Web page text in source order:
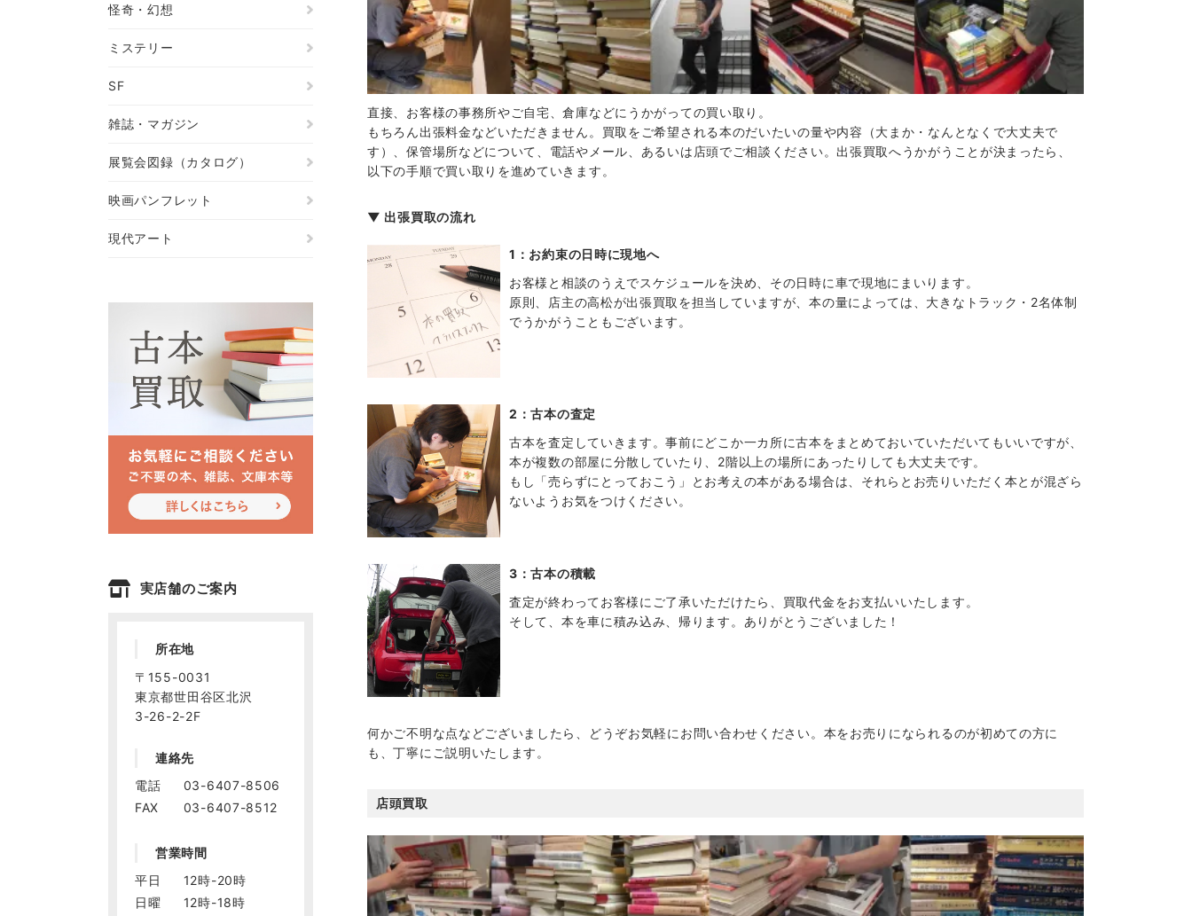
直接、お客様の事務所やご自宅、倉庫などにうかがっての買い取り。
もちろん出張料金などいただきません。買取をご希望される本のだいたいの量や内容（大まか・なんとなくで大丈夫で
す）、保管場所などについて、電話やメール、あるいは店頭でご相談ください。出張買取へうかがうことが決まったら、
以下の手順で買い取りを進めていきます。
▼ 出張買取の流れ
1：お約束の日時に現地へ
お客様と相談のうえでスケジュールを決め、その日時に車で現地にまいります。
原則、店主の高松が出張買取を担当していますが、本の量によっては、大きなトラック・2名体制
でうかがうこともございます。
2：古本の査定
古本を査定していきます。事前にどこか一カ所に古本をまとめておいていただいてもいいですが、
本が複数の部屋に分散していたり、2階以上の場所にあったりしても大丈夫です。
もし「売らずにとっておこう」とお考えの本がある場合は、それらとお売りいただく本とが混ざら
ないようお気をつけください。
3：古本の積載
査定が終わってお客様にご了承いただけたら、買取代金をお支払いいたします。
そして、本を車に積み込み、帰ります。ありがとうございました！
何かご不明な点などございましたら、どうぞお気軽にお問い合わせください。本をお売りになられるのが初めての方に
も、丁寧にご説明いたします。
店頭買取
怪奇・幻想
ミステリー
SF
雑誌・マガジン
展覧会図録（カタログ）
映画パンフレット
現代アート
実店舗のご案内
所在地
〒155-0031
東京都世田谷区北沢
3-26-2-2F
連絡先
電話
03-6407-8506
FAX
03-6407-8512
営業時間
平日
12時-20時
日曜
12時-18時